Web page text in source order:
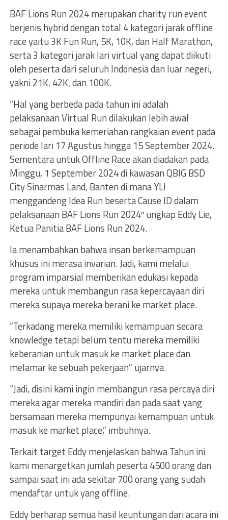
BAF Lions Run 2024 merupakan charity run event
berjenis hybrid dengan total 4 kategori jarak offline
race yaitu 3K Fun Run, 5K, 10K, dan Half Marathon,
serta 3 kategori jarak lari virtual yang dapat diikuti
oleh peserta dari seluruh Indonesia dan luar negeri,
yakni 21K, 42K, dan 100K.
“Hal yang berbeda pada tahun ini adalah
pelaksanaan Virtual Run dilakukan lebih awal
sebagai pembuka kemeriahan rangkaian event pada
periode lari 17 Agustus hingga 15 September 2024.
Sementara untuk Offline Race akan diadakan pada
Minggu, 1 September 2024 di kawasan QBIG BSD
City Sinarmas Land, Banten di mana YLI
menggandeng Idea Run beserta Cause ID dalam
pelaksanaan BAF Lions Run 2024″ ungkap Eddy Lie,
Ketua Panitia BAF Lions Run 2024.
Ia menambahkan bahwa insan berkemampuan
khusus ini merasa invarian. Jadi, kami melalui
program imparsial memberikan edukasi kepada
mereka untuk membangun rasa kepercayaan diri
mereka supaya mereka berani ke market place.
“Terkadang mereka memiliki kemampuan secara
knowledge tetapi belum tentu mereka memiliki
keberanian untuk masuk ke market place dan
melamar ke sebuah pekerjaan” ujarnya.
“Jadi, disini kami ingin membangun rasa percaya diri
mereka agar mereka mandiri dan pada saat yang
bersamaan mereka mempunyai kemampuan untuk
masuk ke market place,” imbuhnya.
Terkait target Eddy menjelaskan bahwa Tahun ini
kami menargetkan jumlah peserta 4500 orang dan
sampai saat ini ada sekitar 700 orang yang sudah
mendaftar untuk yang offline.
Eddy berharap semua hasil keuntungan dari acara ini